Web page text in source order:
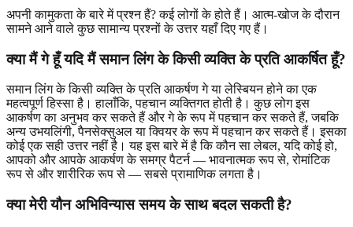
अपनी कामुकता के बारे में प्रश्न हैं? कई लोगों के होते हैं। आत्म-खोज के दौरान
सामने आने वाले कुछ सामान्य प्रश्नों के उत्तर यहाँ दिए गए हैं।
क्या मैं गे हूँ यदि मैं समान लिंग के किसी व्यक्ति के प्रति आकर्षित हूँ?
समान लिंग के किसी व्यक्ति के प्रति आकर्षण गे या लेस्बियन होने का एक
महत्वपूर्ण हिस्सा है। हालाँकि, पहचान व्यक्तिगत होती है। कुछ लोग इस
आकर्षण का अनुभव कर सकते हैं और गे के रूप में पहचान कर सकते हैं, जबकि
अन्य उभयलिंगी, पैनसेक्सुअल या क्वियर के रूप में पहचान कर सकते हैं। इसका
कोई एक सही उत्तर नहीं है। यह इस बारे में है कि कौन सा लेबल, यदि कोई हो,
आपको और आपके आकर्षण के समग्र पैटर्न — भावनात्मक रूप से, रोमांटिक
रूप से और शारीरिक रूप से — सबसे प्रामाणिक लगता है।
क्या मेरी यौन अभिविन्यास समय के साथ बदल सकती है?